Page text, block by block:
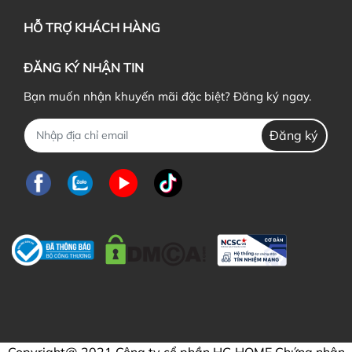
HỖ TRỢ KHÁCH HÀNG
ĐĂNG KÝ NHẬN TIN
Bạn muốn nhận khuyến mãi đặc biệt? Đăng ký ngay.
Đăng ký